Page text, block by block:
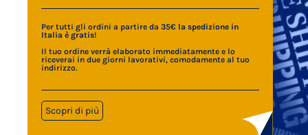
Per tutti gli ordini a partire da 35€ la spedizione in
Italia è gratis!
Il tuo ordine verrà elaborato immediatamente e lo
riceverai in due giorni lavorativi, comodamente al tuo
indirizzo.
Scopri di più